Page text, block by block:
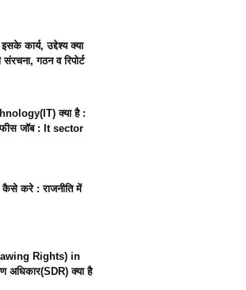
कार्य, उद्देश्य क्या
गठन व रिपोर्ट
क्या है :
फीस जॉब : It sector
करे : राजनीति में
Rights) in
अधिकार(SDR) क्या है